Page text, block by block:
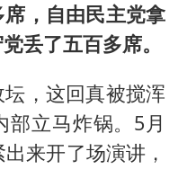
，自由民主党拿
丢了五百多席。
，这回真被搅浑
部立马炸锅。5月
来开了场演讲，